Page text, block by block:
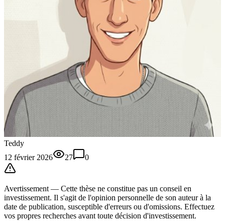
Teddy
12 février 2026
27 0
Avertissement — Cette thèse ne constitue pas un conseil en
investissement. Il s'agit de l'opinion personnelle de son auteur à la
date de publication, susceptible d'erreurs ou d'omissions. Effectuez
vos propres recherches avant toute décision d'investissement.